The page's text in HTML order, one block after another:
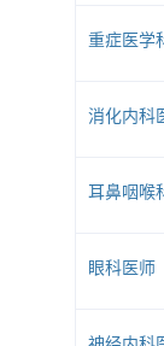
重症医学
消化内科
耳鼻咽喉
眼科医师